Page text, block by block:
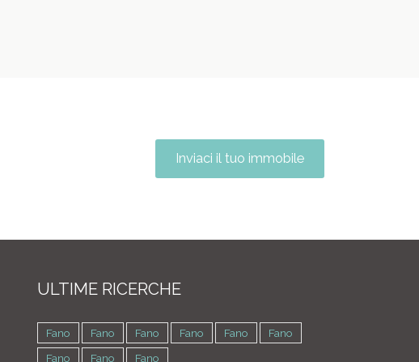
Inviaci il tuo immobile
ULTIME RICERCHE
Fano Fano Fano Fano Fano
Fano
Fano
Fano Fano